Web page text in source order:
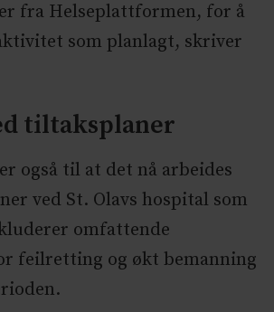
fra Helseplattformen, for å
som planlagt, skriver
tiltaksplaner
også til at det nå arbeides
ved St. Olavs hospital som
omfattende
feilretting og økt bemanning